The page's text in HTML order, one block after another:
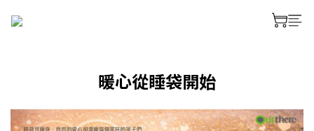
暖心從睡袋開始